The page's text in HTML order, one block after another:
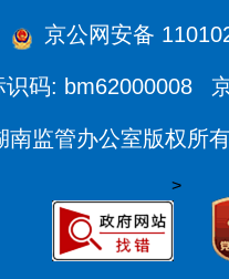
京公网安备
识码: bm62000008
南监管办公室版权所
>